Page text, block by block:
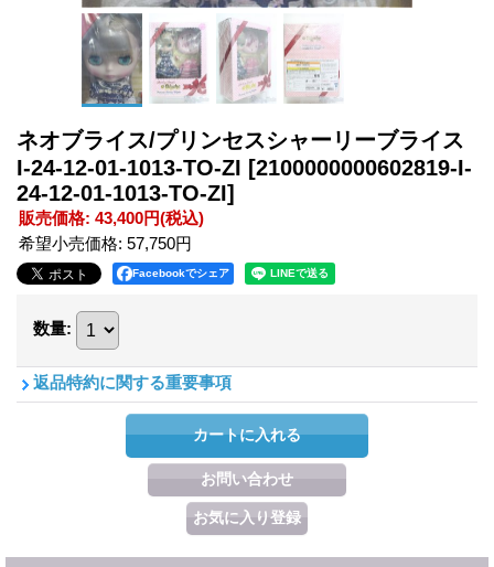
ネオブライス/プリンセスシャーリーブライス
I-24-12-01-1013-TO-ZI [2100000000602819-I-
24-12-01-1013-TO-ZI]
販売価格: 43,400円(税込)
希望小売価格: 57,750円
Facebookでシェア
数量:
返品特約に関する重要事項